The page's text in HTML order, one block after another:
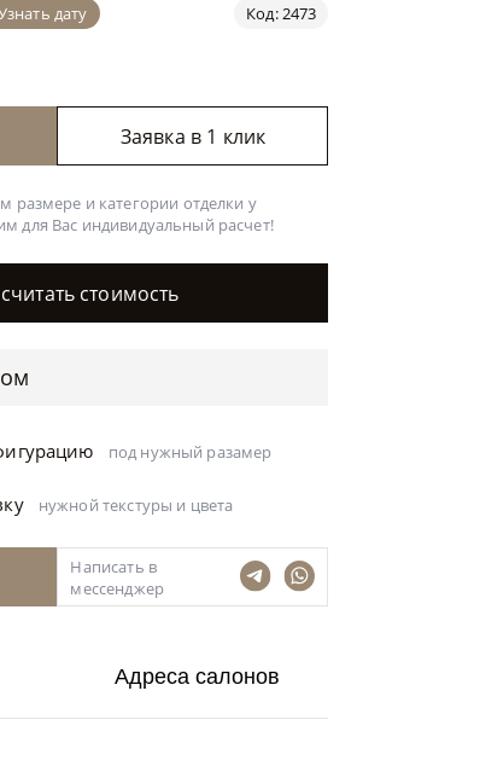
Код: 2473
дату
Заявка в 1 клик
размере и категории отделки у
для Вас индивидуальный расчет!
стоимость
под нужный разамер
нужной текстуры и цвета
Написать в
мессенджер
Адреса салонов